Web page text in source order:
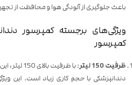
باعث جلوگیری از آلودگی هوا و محافظت از
کمپرسور
ظرفیت 150 لیتر
: با ظرفیت
دندانپزشکی با حجم کاری زیاد است. این